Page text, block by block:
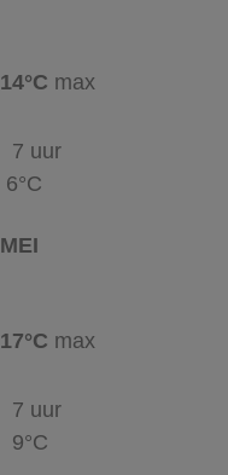
14°C max
7 uur
6°C
MEI
17°C max
7 uur
9°C